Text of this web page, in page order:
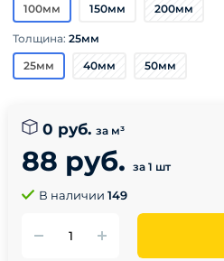
100мм
150мм 200мм
Толщина: 25мм
25мм
40мм 50мм
0 руб. за м³
88 руб. за 1 шт
В наличии 149